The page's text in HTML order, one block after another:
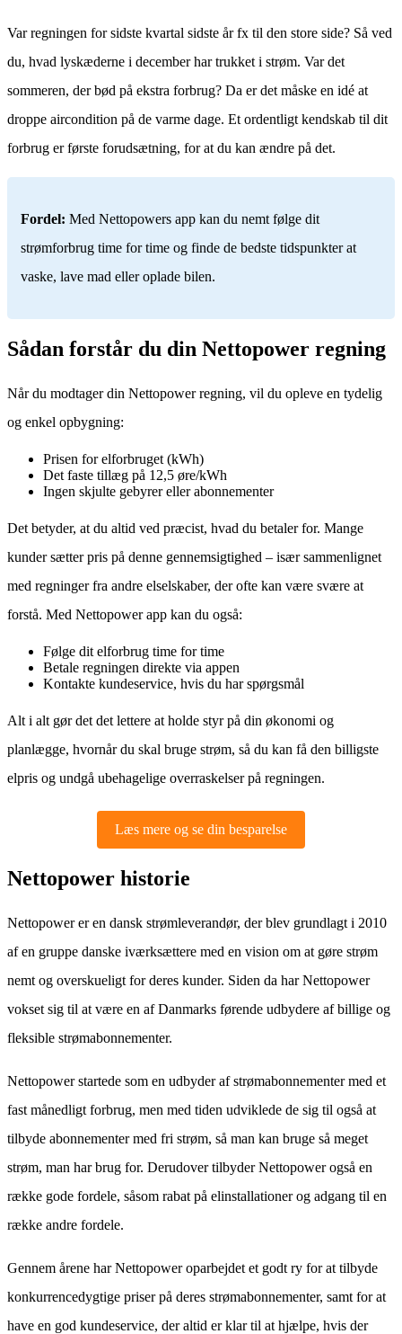
Var regningen for sidste kvartal sidste år fx til den store side? Så ved
du, hvad lyskæderne i december har trukket i strøm. Var det
sommeren, der bød på ekstra forbrug? Da er det måske en idé at
droppe aircondition på de varme dage. Et ordentligt kendskab til dit
forbrug er første forudsætning, for at du kan ændre på det.
Fordel: Med Nettopowers app kan du nemt følge dit
strømforbrug time for time og finde de bedste tidspunkter at
vaske, lave mad eller oplade bilen.
Sådan forstår du din Nettopower regning
Når du modtager din Nettopower regning, vil du opleve en tydelig
og enkel opbygning:
Prisen for elforbruget (kWh)
Det faste tillæg på 12,5 øre/kWh
Ingen skjulte gebyrer eller abonnementer
Det betyder, at du altid ved præcist, hvad du betaler for. Mange
kunder sætter pris på denne gennemsigtighed – især sammenlignet
med regninger fra andre elselskaber, der ofte kan være svære at
forstå. Med Nettopower app kan du også:
Følge dit elforbrug time for time
Betale regningen direkte via appen
Kontakte kundeservice, hvis du har spørgsmål
Alt i alt gør det det lettere at holde styr på din økonomi og
planlægge, hvornår du skal bruge strøm, så du kan få den billigste
elpris og undgå ubehagelige overraskelser på regningen.
Læs mere og se din besparelse
Nettopower historie
Nettopower er en dansk strømleverandør, der blev grundlagt i 2010
af en gruppe danske iværksættere med en vision om at gøre strøm
nemt og overskueligt for deres kunder. Siden da har Nettopower
vokset sig til at være en af Danmarks førende udbydere af billige og
fleksible strømabonnementer.
Nettopower startede som en udbyder af strømabonnementer med et
fast månedligt forbrug, men med tiden udviklede de sig til også at
tilbyde abonnementer med fri strøm, så man kan bruge så meget
strøm, man har brug for. Derudover tilbyder Nettopower også en
række gode fordele, såsom rabat på elinstallationer og adgang til en
række andre fordele.
Gennem årene har Nettopower oparbejdet et godt ry for at tilbyde
konkurrencedygtige priser på deres strømabonnementer, samt for at
have en god kundeservice, der altid er klar til at hjælpe, hvis der